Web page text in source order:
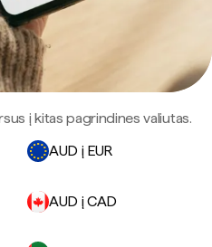
į kitas pagrindines valiutas.
AUD į EUR
AUD į CAD